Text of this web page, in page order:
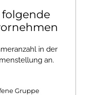
in der
an.
Gruppe